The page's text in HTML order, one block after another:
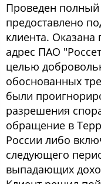
Проведен полный
предоставлено
клиента.
адрес ПАО
целью
обоснованных
были
разрешения
обращение в
России либо
следующего
выпадающих